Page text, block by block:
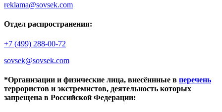
reklama@sovsek.com
Отдел распространения:
+7 (499) 288-00-72
sovsek@sovsek.com
*Организации и физические лица, внесённные в перечень
террористов и экстремистов, деятельность которых
запрещена в Российской Федерации: